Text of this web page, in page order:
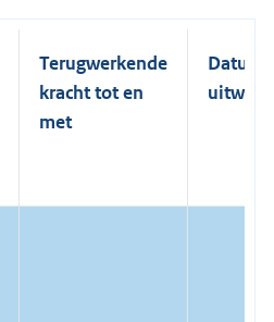
Terugwerkende
kracht tot en
met
Datum